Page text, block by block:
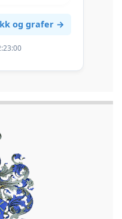
og grafer →